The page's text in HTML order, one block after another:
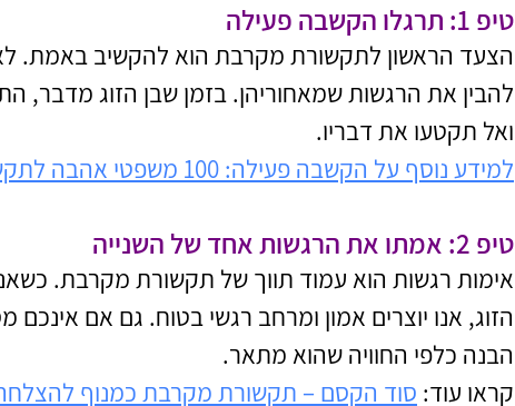
טיפ 1: תרגלו הקשבה פעילה
הצעד הראשון לתקשורת מקרבת הוא להקשיב באמת.
להבין את הרגשות שמאחוריהן. בזמן שבן הזוג מדבר,
ואל תקטעו את דבריו.
למידע נוסף על הקשבה פעילה: 100 משפטי אהבה לתקשורת מקרבת
טיפ 2: אמתו את הרגשות אחד של השנייה
אימות רגשות הוא עמוד תווך של תקשורת מקרבת.
הזוג, אנו יוצרים אמון ומרחב רגשי בטוח. גם אם אינכם
הבנה כלפי החוויה שהוא מתאר.
קראו עוד: סוד הקסם – תקשורת מקרבת כמנוף להצלחה